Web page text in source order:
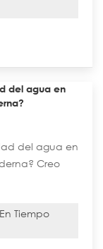
del agua en
del agua en
Creo
hídrica
públicos de
real. Más
Tiempo